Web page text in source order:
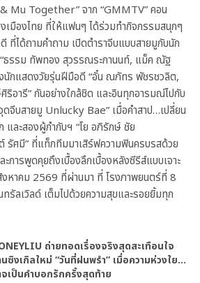
Mu Together” จาก “GMMTV” คอน
เมืองไทย ที่ให้แฟนๆ ได้ร่วมทำกิจกรรมสนุกๆ
ที่ได้ถามคำถาม เปิดตำราจีบแบบสายมูกับนัก
ธรรม ทัพทอง สุวรรณระกานนท์, แม็ค ณัฐ
นักแสดงวัยรุ่นฝีมือดี “อั๋น ณภัทร พัชรชวลิต,
ารี” กันอย่างใกล้ชิด และอินทุกอารมณ์ไปกับ
จีบสายมู Unlucky Bae” เมื่อคำสาป…เปลี่ยน
และสองผู้กำกับฯ “โย อภิรักษ์ ชัย
รัศมี” ที่แท็กทีมมาเสิร์ฟความฟินครบรสด้วย
การพูดคุยถึงเบื้องลึกเบื้องหลังซีรีส์แบบเจาะ
หาคม 2569 ที่ผ่านมา ที่ โรงภาพยนตร์ที่ 8
ทรัลเวิลด์ เต็มไปด้วยความสุขและรอยยิ้มทุก
ถ่ายทอดเรื่องจริงสุดสะเทือนใจ
นซิงเกิลใหม่ “วันที่ฝนพรำ” เมื่อความห่วงใย…
จเป็นคำบอกรักครั้งสุดท้าย